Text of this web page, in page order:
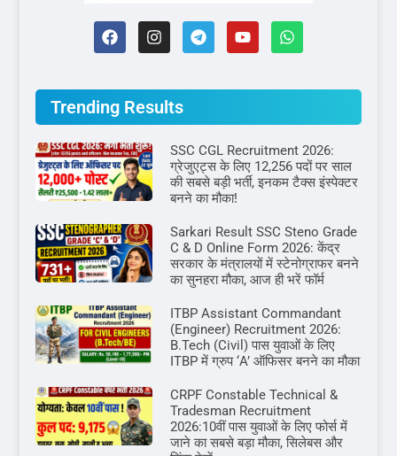
Trending Results
SSC CGL Recruitment 2026:
ग्रेजुएट्स के लिए 12,256 पदों पर साल
की सबसे बड़ी भर्ती, इनकम टैक्स इंस्पेक्टर
बनने का मौका!
Sarkari Result SSC Steno Grade
C & D Online Form 2026: केंद्र
सरकार के मंत्रालयों में स्टेनोग्राफर बनने
का सुनहरा मौका, आज ही भरें फॉर्म
ITBP Assistant Commandant
(Engineer) Recruitment 2026:
B.Tech (Civil) पास युवाओं के लिए
ITBP में ग्रुप ‘A’ ऑफिसर बनने का मौका
CRPF Constable Technical &
Tradesman Recruitment
2026:10वीं पास युवाओं के लिए फोर्स में
जाने का सबसे बड़ा मौका, सिलेबस और